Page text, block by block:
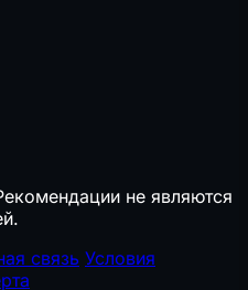
не являются
связь Условия